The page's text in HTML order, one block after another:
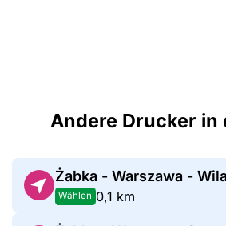
Andere Drucker in
Żabka - Warszawa -
Wählen 0,1 km